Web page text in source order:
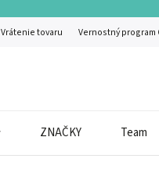
Vrátenie tovaru Vernostný program
ZNAČKY Team